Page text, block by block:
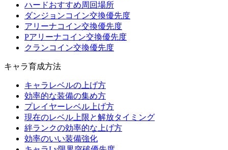
ハードおすすめ周回場所
ダンジョンコイン交換優先度
アリーナコイン交換優先度
Pアリーナコイン交換優先度
クランコイン交換優先度
キャラ育成方法
キャラレベルの上げ方
効率的な装備の集め方
プレイヤーレベル上げ方
現在のレベル上限と解放タイミング
絆ランクの効率的な上げ方
効率のいい装備強化